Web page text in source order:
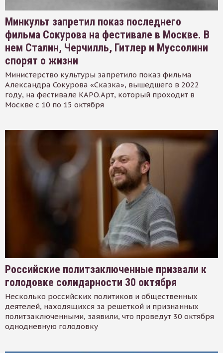
Минкульт запретил показ последнего
фильма Сокурова на фестивале в Москве. В
нем Сталин, Черчилль, Гитлер и Муссолини
спорят о жизни
Министерство культуры запретило показ фильма
Александра Сокурова «Сказка», вышедшего в 2022
году, на фестивале КАРО.Арт, который проходит в
Москве с 10 по 15 октября
Российские политзаключенные призвали к
голодовке солидарности 30 октября
Несколько российских политиков и общественных
деятелей, находящихся за решеткой и признанных
политзаключенными, заявили, что проведут 30 октября
однодневную голодовку